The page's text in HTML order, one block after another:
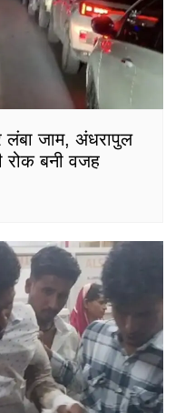
लंबा जाम, अंधरापुल
रोक बनी वजह